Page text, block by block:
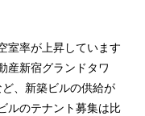
室率が上昇しています
産新宿グランドタワ
、新築ビルの供給が
ルのテナント募集は比